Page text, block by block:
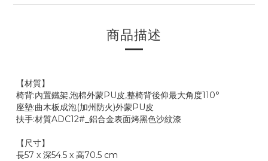
商品描述
【材質】
椅背:內置鐵架,泡棉外蒙PU皮,整椅背後仰最
座墊:曲木板成泡(加州防火)外蒙PU皮
扶手:材質ADC12#_鋁合金
【尺寸】
長57 x 深54.5 x 高70.5 cm